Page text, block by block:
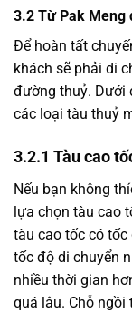
3.2 Từ Pak Meng
Để hoàn tất
khách sẽ phải di
đường thuỷ. Dưới
các loại tàu thuỷ
3.2.1 Tàu cao
Nếu bạn không
lựa chọn tàu cao
tàu cao tốc có tốc
tốc độ di chuyển
nhiều thời gian
quá lâu. Chỗ ngồi